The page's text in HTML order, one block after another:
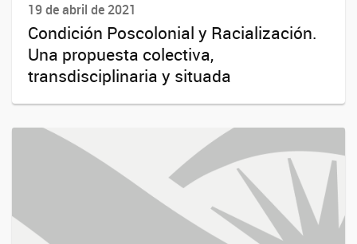
19 de abril de 2021
Condición Poscolonial y Racialización.
Una propuesta colectiva,
transdisciplinaria y situada